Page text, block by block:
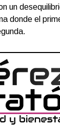
un
donde el